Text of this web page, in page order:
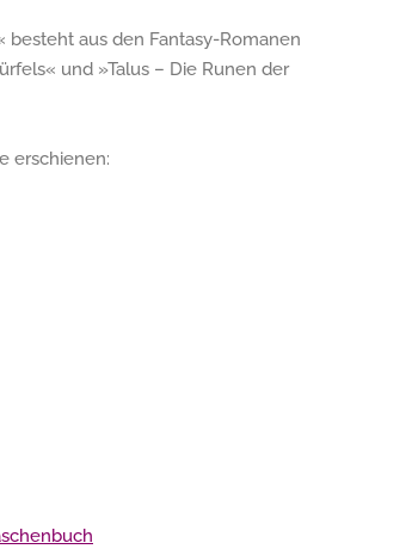
besteht aus den Fantasy-Romanen
und »Talus – Die Runen der
erschienen: